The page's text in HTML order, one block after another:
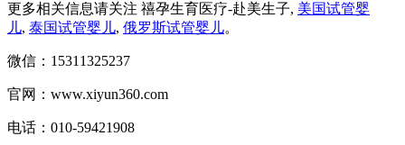
更多相关信息请关注 禧孕生育医疗-赴美生子, 美国试管婴
儿, 泰国试管婴儿, 俄罗斯试管婴儿。
微信：15311325237
官网：www.xiyun360.com
电话：010-59421908